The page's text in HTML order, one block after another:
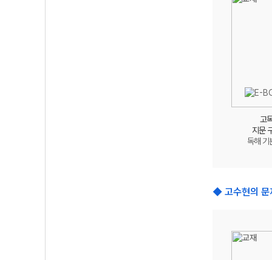
고
지문
독해 기
◆ 고수현의